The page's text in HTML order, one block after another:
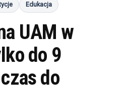
Edukacja
UAM w
do 9
do